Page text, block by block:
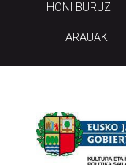
HONI BURUZ
ARAUAK